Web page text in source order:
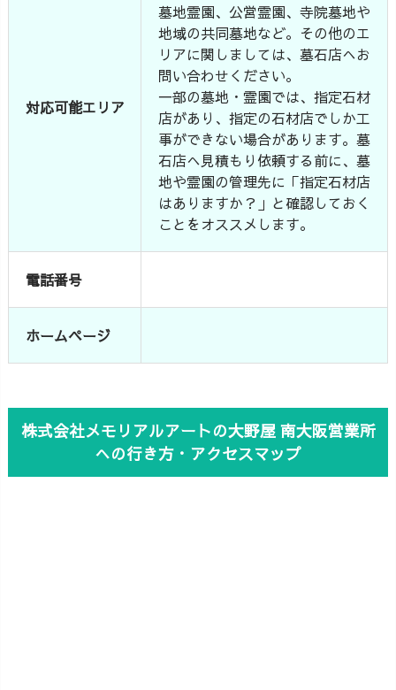
対応可能エリア
墓地霊園、公営霊園、寺院墓地や
地域の共同墓地など。その他のエ
リアに関しましては、墓石店へお
問い合わせください。
一部の墓地・霊園では、指定石材
店があり、指定の石材店でしか工
事ができない場合があります。墓
石店へ見積もり依頼する前に、墓
地や霊園の管理先に「指定石材店
はありますか？」と確認しておく
ことをオススメします。
電話番号
ホームページ
株式会社メモリアルアートの大野屋 南大阪営業所
への行き方・アクセスマップ